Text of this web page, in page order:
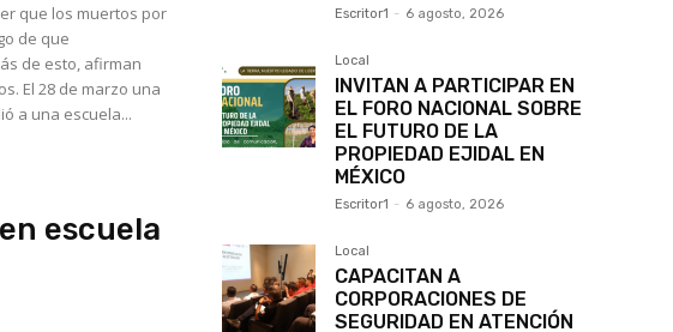
que los muertos por
de que
de esto, afirman
El 28 de marzo una
a una escuela...
escuela
Escritor1 - 6 agosto, 2026
Local
INVITAN A PARTICIPAR EN
EL FORO NACIONAL SOBRE
EL FUTURO DE LA
PROPIEDAD EJIDAL EN
MÉXICO
Escritor1 - 6 agosto, 2026
Local
CAPACITAN A
CORPORACIONES DE
SEGURIDAD EN ATENCIÓN